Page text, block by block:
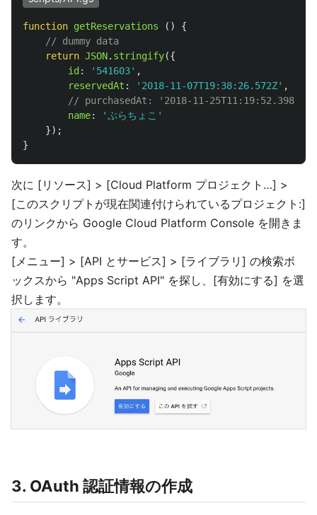
function getReservations ()
{
// dummy data
return JSON. stringify({
id : ' 541603' ,
reservedAt : ' 2018-11-07T19:38:26.572Z' ,
// purchasedAt: '2018-11-25T11:19:52.398Z'
name: 'ぶらちょこ '
});
}
次に [リソース] > [Cloud Platform プロジェクト…] >
[このスクリプトが現在関連付けられているプロジェクト:]
のリンクから Google Cloud Platform Console を開きま
す。
[メニュー] > [API とサービス] > [ライブラリ] の検索ボ
ックスから "Apps Script API" を探し、[有効にする] を選
択します。
3. OAuth 認証情報の作成